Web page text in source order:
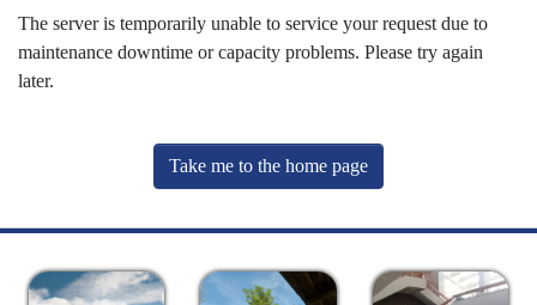
The server is temporarily unable to service your request due to
maintenance downtime or capacity problems. Please try again
later.
Take me to the home page